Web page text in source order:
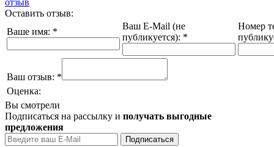
Оставить отзыв:
Ваше имя: *
Ваш E-Mail (не
публикуется): *
Номер
Ваш отзыв: *
Оценка:
Вы смотрели
Подписаться на рассылку и получать выгодные
предложения